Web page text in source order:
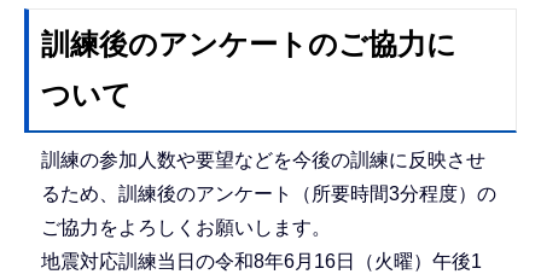
訓練後のアンケートのご協力に
ついて
訓練の参加人数や要望などを今後の訓練に反映させ
るため、訓練後のアンケート（所要時間3分程度）の
ご協力をよろしくお願いします。
地震対応訓練当日の令和8年6月16日（火曜）午後1